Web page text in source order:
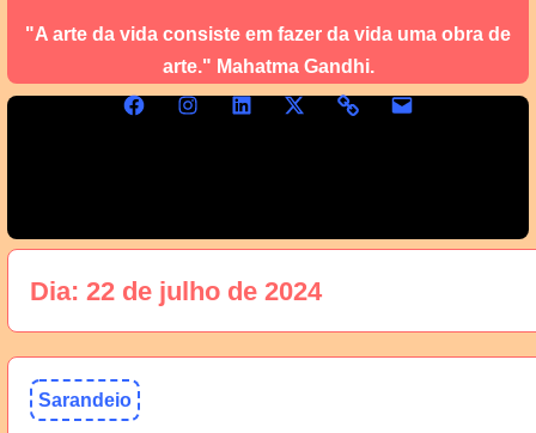
"A arte da vida consiste em fazer da vida uma obra de
arte." Mahatma Gandhi.
Dia: 22 de julho de 2024
Sarandeio